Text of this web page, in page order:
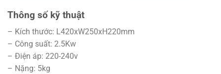
Thông số kỹ thuật
– Kích thước: L420xW250xH220mm
– Công suất: 2.5Kw
– Điện áp: 220-240v
– Nặng: 5kg